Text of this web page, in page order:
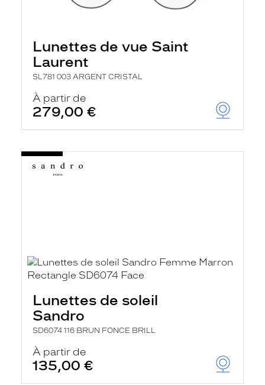
Lunettes de vue Saint
Laurent
SL781 003 ARGENT CRISTAL
À partir de
279,00 €
Lunettes de soleil
Sandro
SD6074 116 BRUN FONCE BRILL
À partir de
135,00 €